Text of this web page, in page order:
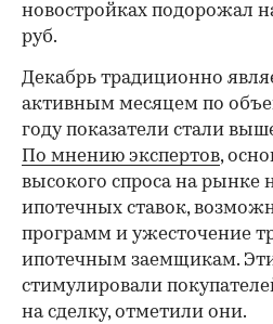
новостройках подорожал
руб.
Декабрь традиционно
активным месяцем по
году показатели стали
По мнению экспертов,
высокого спроса на рынке
ипотечных ставок,
программ и ужесточение
ипотечным заемщикам.
стимулировали
на сделку, отметили они.